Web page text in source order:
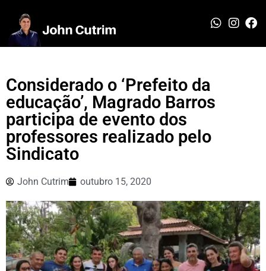
Considerado o ‘Prefeito da
educação’, Magrado Barros
participa de evento dos
professores realizado pelo
Sindicato
John Cutrim outubro 15, 2020